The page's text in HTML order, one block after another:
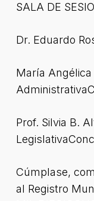
SALA DE
Dr. Eduardo
María Angélica
Prof. Silvia B.
Cúmplase,
al Registro